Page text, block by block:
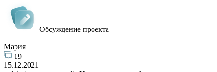
Обсуждение проекта
Мария
19
15.12.2021